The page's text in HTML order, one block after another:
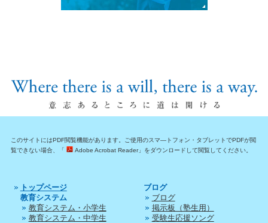
このサイトにはPDF閲覧機能があります。ご使用のスマ―トフォン・タブレットでPDFが閲
覧できない場合、「
Adobe Acrobat Reader」をダウンロードして閲覧してください。
トップページ
教育システム
教育システム・小学生
教育システム・中学生
ブログ
ブログ
掲示板（塾生用）
受験生応援ソング